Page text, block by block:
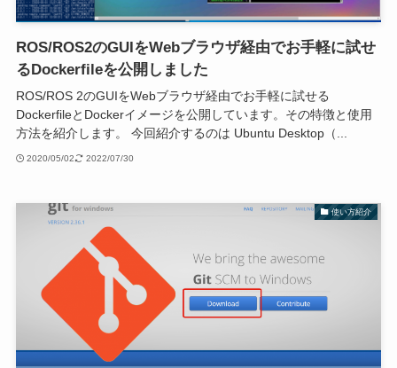
ROS/ROS2のGUIをWebブラウザ経由でお手軽に試せ
るDockerfileを公開しました
ROS/ROS 2のGUIをWebブラウザ経由でお手軽に試せる
DockerfileとDockerイメージを公開しています。その特徴と使用
方法を紹介します。 今回紹介するのは Ubuntu Desktop（...
2020/05/02 2022/07/30
使い方紹介